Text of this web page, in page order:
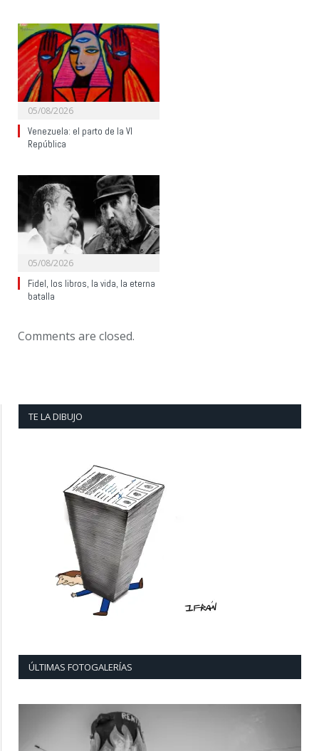
05/08/2026
Venezuela: el parto de la VI
República
05/08/2026
Fidel, los libros, la vida, la eterna
batalla
Comments are closed.
TE LA DIBUJO
ÚLTIMAS FOTOGALERÍAS